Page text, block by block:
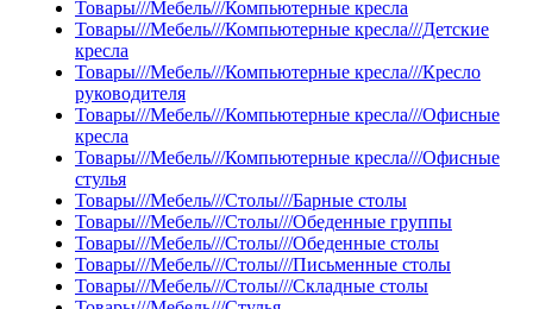
Товары///Мебель///Компьютерные кресла
Товары///Мебель///Компьютерные кресла///Детские
кресла
Товары///Мебель///Компьютерные кресла///Кресло
руководителя
Товары///Мебель///Компьютерные кресла///Офисные
кресла
Товары///Мебель///Компьютерные кресла///Офисные
стулья
Товары///Мебель///Столы///Барные столы
Товары///Мебель///Столы///Обеденные группы
Товары///Мебель///Столы///Обеденные столы
Товары///Мебель///Столы///Письменные столы
Товары///Мебель///Столы///Складные столы